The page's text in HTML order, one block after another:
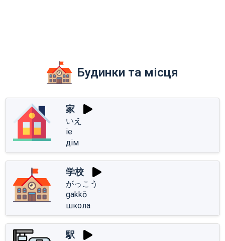
Будинки та місця
家
いえ
ie
дім
学校
がっこう
gakkō
школа
駅